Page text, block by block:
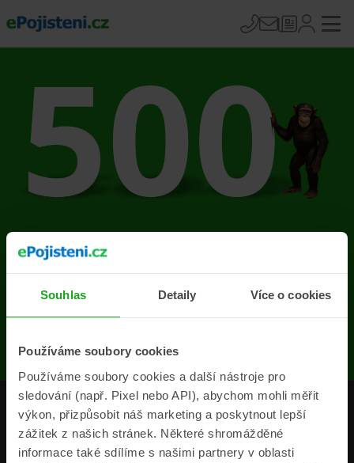
Souhlas Detaily Více o cookies
Používáme soubory cookies
Používáme soubory cookies a další nástroje pro
sledování (např. Pixel nebo API), abychom mohli měřit
výkon, přizpůsobit náš marketing a poskytnout lepší
zážitek z našich stránek. Některé shromážděné
informace také sdílíme s našimi partnery v oblasti
Na stránce se vyskytla
chyba
Produkty
Pojišťovny